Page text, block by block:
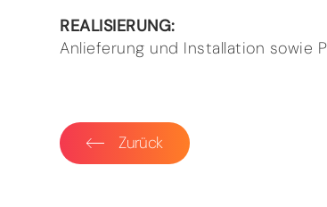
REALISIERUNG:
Anlieferung und Installation sowie
Zurück